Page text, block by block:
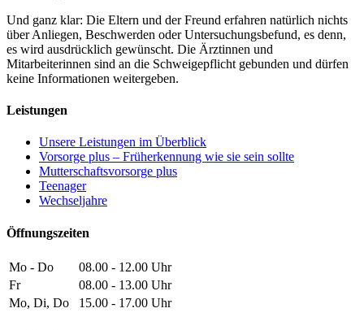
Und ganz klar: Die Eltern und der Freund erfahren natürlich nichts
über Anliegen, Beschwerden oder Untersuchungsbefund, es denn,
es wird ausdrücklich gewünscht. Die Ärztinnen und
Mitarbeiterinnen sind an die Schweigepflicht gebunden und dürfen
keine Informationen weitergeben.
Leistungen
Unsere Leistungen im Überblick
Vorsorge plus – Früherkennung wie sie sein sollte
Mutterschaftsvorsorge plus
Teenager
Wechseljahre
Öffnungszeiten
Mo - Do
08.00 - 12.00 Uhr
Fr
08.00 - 13.00 Uhr
Mo, Di, Do
15.00 - 17.00 Uhr